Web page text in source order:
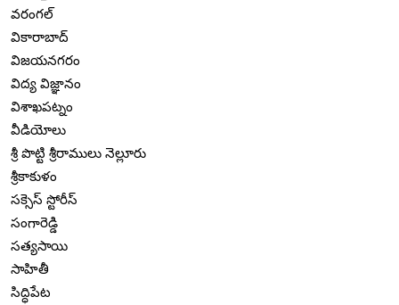
వరంగల్
వికారాబాద్
విజయనగరం
విద్య విజ్ఞానం
విశాఖపట్నం
వీడియోలు
శ్రీ పొట్టి శ్రీరాములు నెల్లూరు
శ్రీకాకుళం
సక్సెస్ స్టోరీస్
సంగారెడ్డి
సత్యసాయి
సాహితీ
సిద్ధిపేట